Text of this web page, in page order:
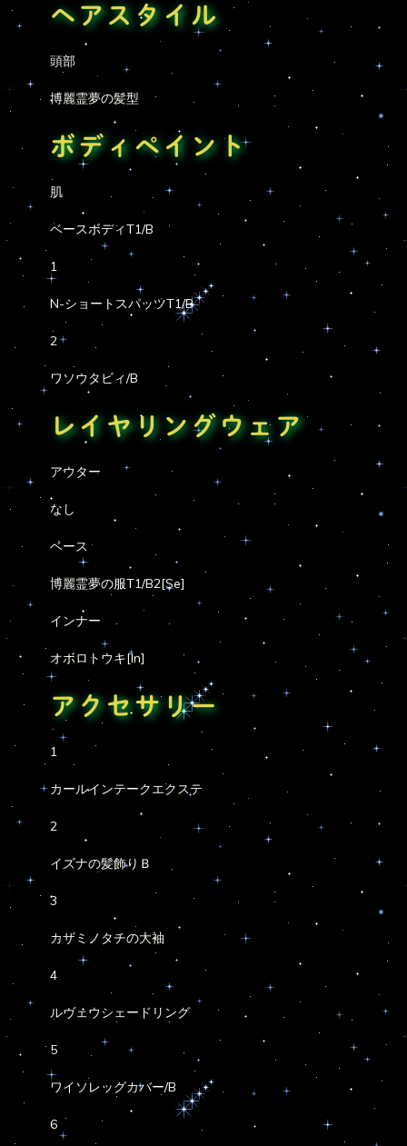
ヘアスタイル
頭部
博麗霊夢の髪型
ボディペイント
肌
ベースボディT1/B
1
N-ショートスパッツT1/B
2
ワソウタビィ/B
レイヤリングウェア
アウター
なし
ベース
博麗霊夢の服T1/B2[Se]
インナー
オボロトウキ[In]
アクセサリー
1
カールインテークエクステ
2
イズナの髪飾りＢ
3
カザミノタチの大袖
4
ルヴェウシェードリング
5
ワイソレッグカバー/B
6